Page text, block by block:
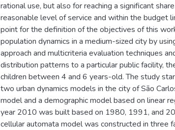
rational use, but also for reaching a significant
reasonable level of service and within the budget
point for the definition of the objectives of this
population dynamics in a medium-sized city by
approach and multicriteria evaluation techniques
distribution patterns to a particular public facility,
children between 4 and 6 years-old. The study
two urban dynamics models in the city of São
model and a demographic model based on linear
year 2010 was built based on 1980, 1991, and
cellular automata model was constructed in three